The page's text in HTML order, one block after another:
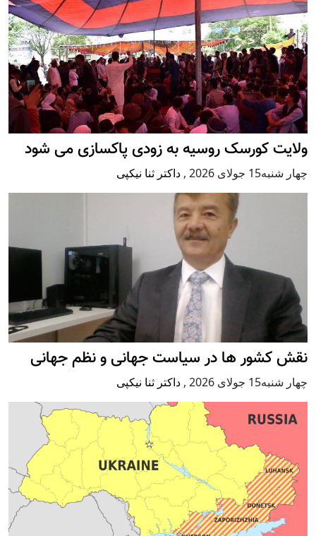
ولایت کورسک روسیه به زودی پاکسازی می شود
چهار شنبه15 جولای 2026 , داکتر ثنا نیکپی
نقش کشور ها در سیاست جهانی و نظم جهانی
چهار شنبه15 جولای 2026 , داکتر ثنا نیکپی